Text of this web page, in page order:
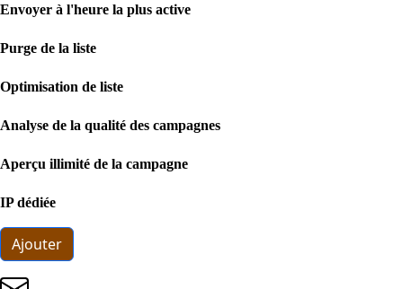
Envoyer à l'heure la plus active
Purge de la liste
Optimisation de liste
Analyse de la qualité des campagnes
Aperçu illimité de la campagne
IP dédiée
Ajouter